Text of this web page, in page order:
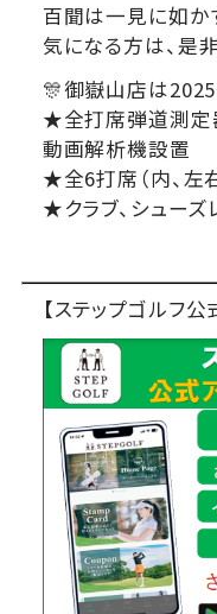
百聞は一見に如かず
気になる方は、是
🎊御嶽山店は
★全打席弾道測定器
動画解析機設置
★全6打席（内、左
★クラブ、シュー
【ステップゴルフ公